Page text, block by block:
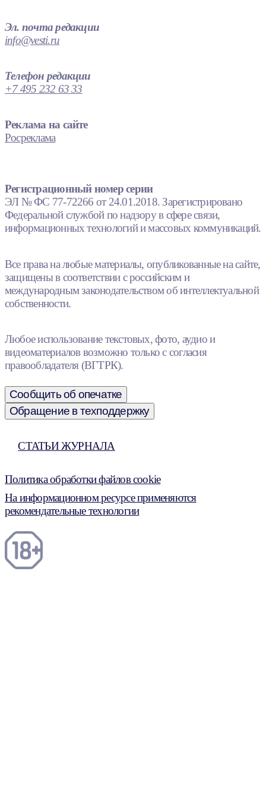
Эл. почта редакции
info@vesti.ru
Телефон редакции
+7 495 232 63 33
Реклама на сайте
Росреклама
Регистрационный номер серии
ЭЛ № ФС 77-72266 от 24.01.2018. Зарегистрировано
Федеральной службой по надзору в сфере связи,
информационных технологий и массовых коммуникаций.
Все права на любые материалы, опубликованные на сайте,
защищены в соответствии с российским и
международным законодательством об интеллектуальной
собственности.
Любое использование текстовых, фото, аудио и
видеоматериалов возможно только с согласия
правообладателя (ВГТРК).
Сообщить об опечатке
Обращение в техподдержку
СТАТЬИ ЖУРНАЛА
Политика обработки файлов cookie
На информационном ресурсе применяются
рекомендательные технологии